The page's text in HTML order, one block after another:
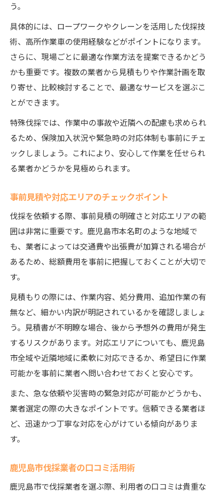
う。
具体的には、ロープワークやクレーンを活用した伐採技
術、高所作業車の使用経験などがポイントになります。
さらに、現場ごとに最適な作業方法を提案できるかどう
かも重要です。複数の業者から見積もりや作業計画を取
り寄せ、比較検討することで、最適なサービスを選ぶこ
とができます。
特殊伐採では、作業中の事故や近隣への配慮も求められ
るため、保険加入状況や緊急時の対応体制も事前にチェ
ックしましょう。これにより、安心して作業を任せられ
る業者かどうかを見極められます。
事前見積や対応エリアのチェックポイント
伐採を依頼する際、事前見積の明確さと対応エリアの範
囲は非常に重要です。鹿児島市本名町のような地域で
も、業者によっては交通費や出張費が加算される場合が
あるため、総額費用を事前に把握しておくことが大切で
す。
見積もりの際には、作業内容、処分費用、追加作業の有
無など、細かい内訳が明記されているかを確認しましょ
う。見積書が不明瞭な場合、後から予想外の費用が発生
するリスクがあります。対応エリアについても、鹿児島
市全域や近隣地域に柔軟に対応できるか、希望日に作業
可能かを事前に業者へ問い合わせておくと安心です。
また、急な依頼や災害時の緊急対応が可能かどうかも、
業者選定の際の大きなポイントです。信頼できる業者ほ
ど、迅速かつ丁寧な対応を心がけている傾向がありま
す。
鹿児島市伐採業者の口コミ活用術
鹿児島市で伐採業者を選ぶ際、利用者の口コミは貴重な